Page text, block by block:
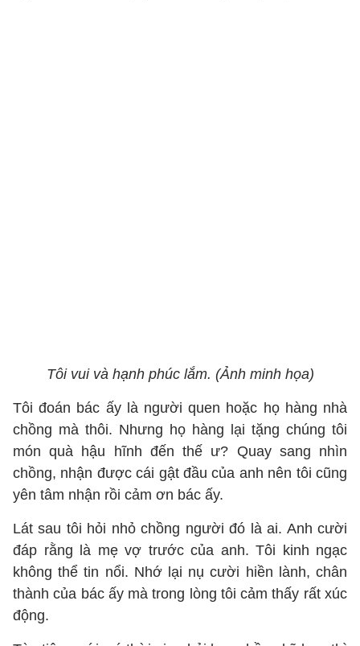
Tôi vui và hạnh phúc lắm. (Ảnh minh họa)
Tôi đoán bác ấy là người quen hoặc họ hàng nhà
chồng mà thôi. Nhưng họ hàng lại tặng chúng tôi
món quà hậu hĩnh đến thế ư? Quay sang nhìn
chồng, nhận được cái gật đầu của anh nên tôi cũng
yên tâm nhận rồi cảm ơn bác ấy.
Lát sau tôi hỏi nhỏ chồng người đó là ai. Anh cười
đáp rằng là mẹ vợ trước của anh. Tôi kinh ngạc
không thể tin nổi. Nhớ lại nụ cười hiền lành, chân
thành của bác ấy mà trong lòng tôi cảm thấy rất xúc
động.